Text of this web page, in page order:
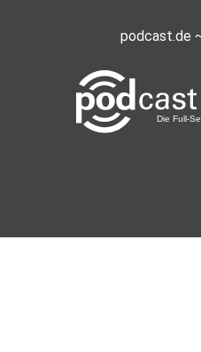
podcast.de